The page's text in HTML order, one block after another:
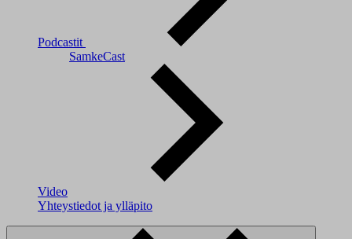
Podcastit
SamkeCast
Video
Yhteystiedot ja ylläpito